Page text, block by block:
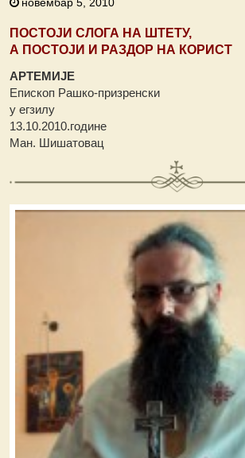
ПОСТОЈИ СЛОГА НА ШТЕТУ,
А ПОСТОЈИ И РАЗДОР НА КОРИСТ
АРТЕМИЈЕ
Епископ Рашко-призренски
у егзилу
13.10.2010.године
Ман. Шишатовац